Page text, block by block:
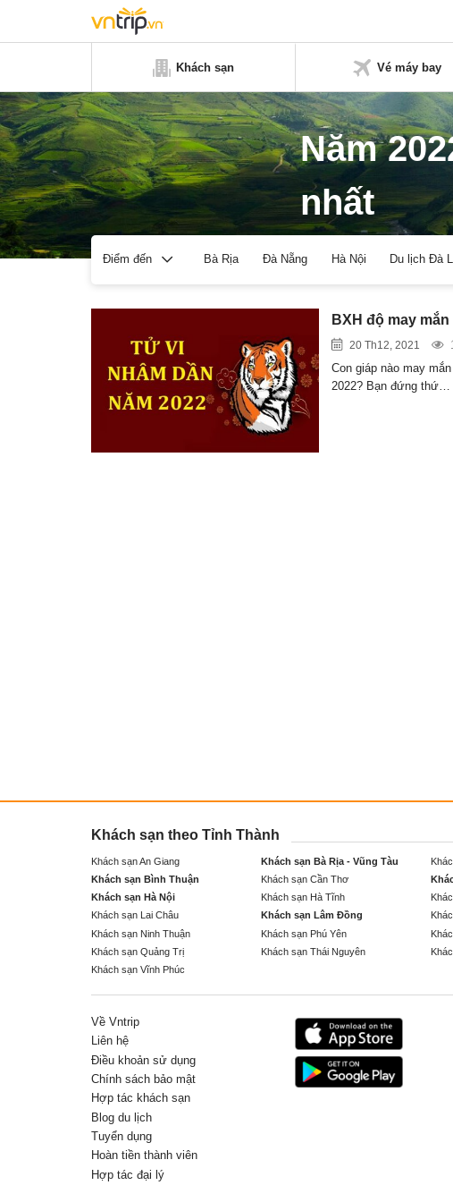
Khách sạn Vé máy bay
Năm
nhất
Điểm đến Bà Rịa Đà Nẵng Hà Nội Du lịch Đà
BXH độ may
20 Th12, 2021
Con giáp nào may
2022? Bạn đứng thứ…
Khách sạn theo Tỉnh Thành
Khách sạn An Giang Khách sạn Bà Rịa - Vũng Tàu
Khách sạn Bình Thuận
Khách sạn Cần Thơ
Khách sạn Hà Nội
Khách sạn Hà Tĩnh
Khách sạn Lai Châu
Khách sạn Lâm Đồng
Khách sạn Ninh Thuận
Khách sạn Phú Yên
Khách sạn Quảng Trị
Khách sạn Thái Nguyên
Khách sạn Vĩnh Phúc
Về Vntrip
Liên hệ
Điều khoản sử dụng
Chính sách bảo mật
Hợp tác khách sạn
Blog du lịch
Tuyển dụng
Hoàn tiền thành viên
Hợp tác đại lý